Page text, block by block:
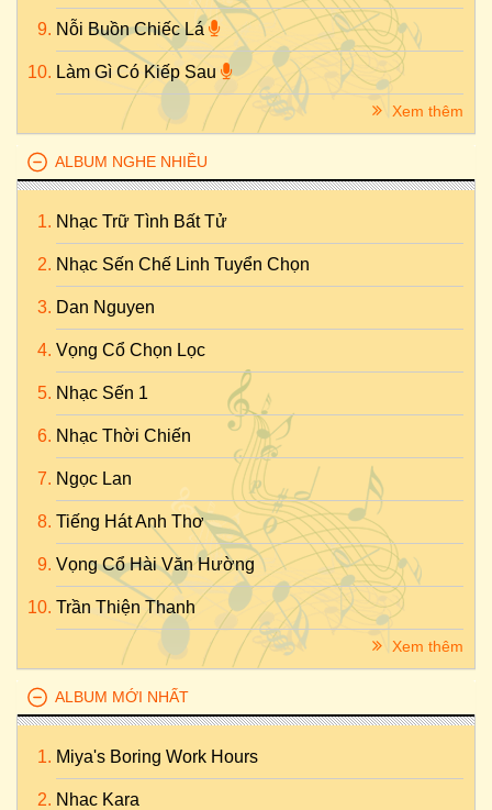
Nỗi Buồn Chiếc Lá
Làm Gì Có Kiếp Sau
Xem thêm
ALBUM NGHE NHIỀU
Nhạc Trữ Tình Bất Tử
Nhạc Sến Chế Linh Tuyển Chọn
Dan Nguyen
Vọng Cổ Chọn Lọc
Nhạc Sến 1
Nhạc Thời Chiến
Ngọc Lan
Tiếng Hát Anh Thơ
Vọng Cổ Hài Văn Hường
Trần Thiện Thanh
Xem thêm
ALBUM MỚI NHẤT
Miya's Boring Work Hours
Nhac Kara